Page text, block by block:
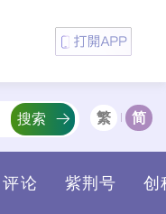
繁 简
评论 紫荆号 创
搜索